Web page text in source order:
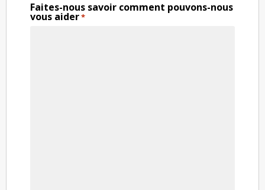
Faites-nous savoir comment pouvons-nous
vous aider*